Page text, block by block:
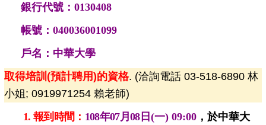
銀行代號：0130408
帳號：040036001099
戶名：中華大學
取得培訓(預計聘用)的資格. (洽詢電話 03-518-6890 林
小姐; 0919971254 賴老師)
1. 報到時間： 108年07月08日(一) 09:00，於中華大